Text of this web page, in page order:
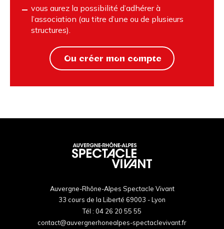
vous aurez la possibilité d’adhérer à
l’association (au titre d’une ou de plusieurs
structures).
Ou créer mon compte
Auvergne-Rhône-Alpes Spectacle Vivant
33 cours de la Liberté 69003 - Lyon
Tél : 04 26 20 55 55
contact@auvergnerhonealpes-spectaclevivant.fr